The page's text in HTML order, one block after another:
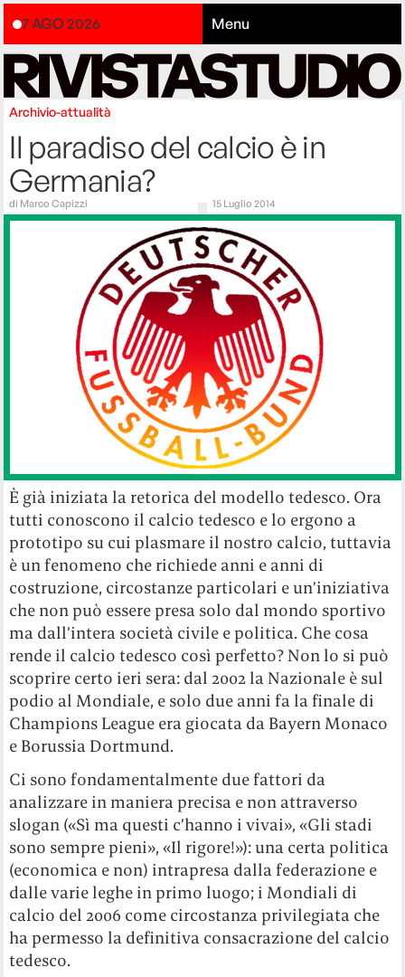
7 AGO 2026 Menu
Archivio-attualità
Il paradiso del calcio è in
Germania?
di Marco Capizzi 15 Luglio 2014
È già iniziata la retorica del modello tedesco. Ora
tutti conoscono il calcio tedesco e lo ergono a
prototipo su cui plasmare il nostro calcio, tuttavia
è un fenomeno che richiede anni e anni di
costruzione, circostanze particolari e un’iniziativa
che non può essere presa solo dal mondo sportivo
ma dall’intera società civile e politica. Che cosa
rende il calcio tedesco così perfetto? Non lo si può
scoprire certo ieri sera: dal 2002 la Nazionale è sul
podio al Mondiale, e solo due anni fa la finale di
Champions League era giocata da Bayern Monaco
e Borussia Dortmund.
Ci sono fondamentalmente due fattori da
analizzare in maniera precisa e non attraverso
slogan («Sì ma questi c’hanno i vivai», «Gli stadi
sono sempre pieni», «Il rigore!»): una certa politica
(economica e non) intrapresa dalla federazione e
dalle varie leghe in primo luogo; i Mondiali di
calcio del 2006 come circostanza privilegiata che
ha permesso la definitiva consacrazione del calcio
tedesco.